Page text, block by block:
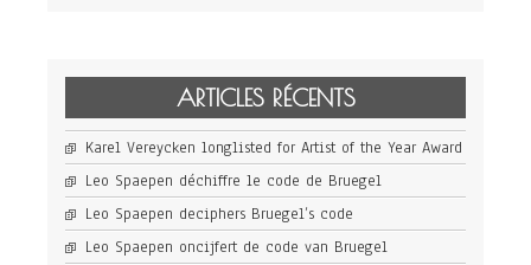
ARTICLES RÉCENTS
Karel Vereycken longlisted for Artist of the Year Award
Leo Spaepen déchiffre le code de Bruegel
Leo Spaepen deciphers Bruegel’s code
Leo Spaepen oncijfert de code van Bruegel